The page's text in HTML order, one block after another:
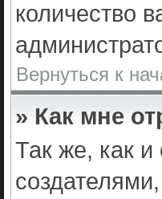
количество
Вернуться к
» Как мне
Так же, как и